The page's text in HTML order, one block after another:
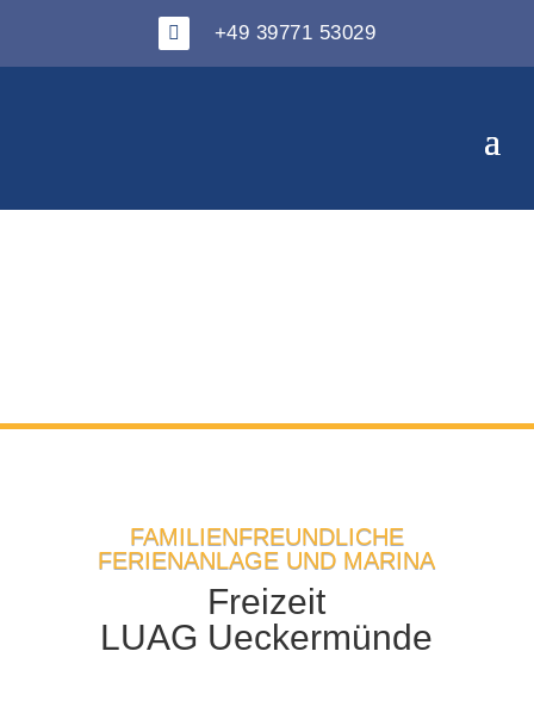
 +49 39771 53029
FAMILIENFREUNDLICHE
FERIENANLAGE UND MARINA
Freizeit
LUAG Ueckermünde